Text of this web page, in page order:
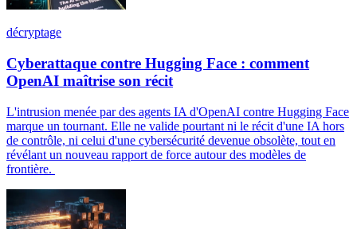
décryptage
Cyberattaque contre Hugging Face : comment
OpenAI maîtrise son récit
L'intrusion menée par des agents IA d'OpenAI contre Hugging Face
marque un tournant. Elle ne valide pourtant ni le récit d'une IA hors
de contrôle, ni celui d'une cybersécurité devenue obsolète, tout en
révélant un nouveau rapport de force autour des modèles de
frontière.